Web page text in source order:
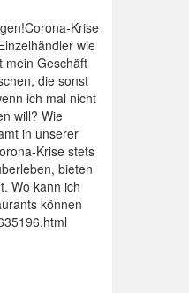
Krise
wie
mein Geschäft
die sonst
ich mal nicht
will? Wie
in unserer
Krise stets
bieten
Wo kann ich
können